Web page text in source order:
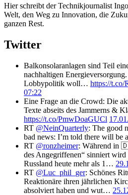
Hier schreibt der Technikjournalist
Welt, den Weg zu Innovation, die
ganzen Rest.
Twitter
Balkonsolaranlagen sind Teil
nachhaltigen
Lobbypolitik woll… https://
07:22
Eine Frage an die Crowd: Die
Texte abseits des Jammerns &
https://t.co/PmwDoaGUCl
RT @NeinQuarterly: The good
bad news: I’m told there will be
RT @ronzheimer: Während in
des Angegriffenen“ sinniert
Russland heute mehr als 1…
RT @Luc_phil_ger: Schönes
Reaktionäre ihren jährlichen
absolviert haben und wut…